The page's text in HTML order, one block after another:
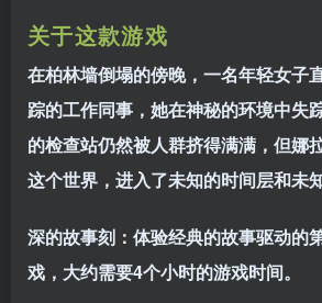
关于这款游戏
在柏林墙倒塌的傍晚，一名年轻女子
踪的工作同事，她在神秘的环境中失
的检查站仍然被人群挤得满满，但娜
这个世界，进入了未知的时间层和未
深的故事刻：体验经典的故事驱动的
戏，大约需要4个小时的游戏时间。